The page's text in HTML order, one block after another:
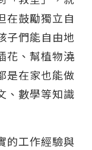
在鼓勵獨立自
子們能自由地
花、幫植物澆
是在家也能做
、數學等知識
的工作經驗與